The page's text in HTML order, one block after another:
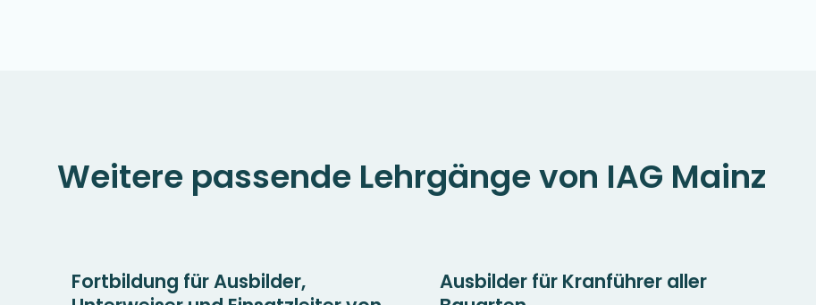
Weitere passende Lehrgänge von IAG Mainz
Fortbildung für Ausbilder,
Ausbilder für Kranführer aller